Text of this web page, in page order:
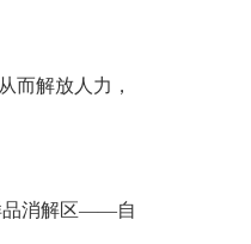
而解放人力，
品消解区——自